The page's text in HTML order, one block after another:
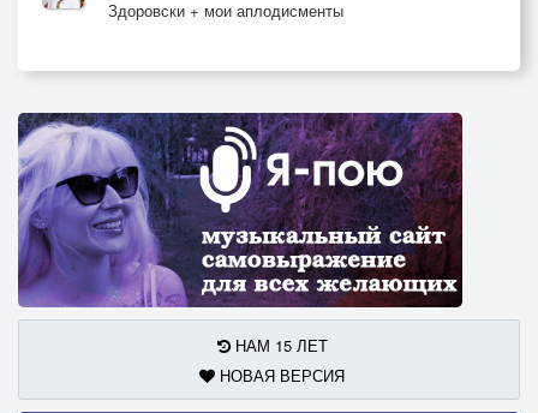
Здоровски + мои аплодисменты
НАМ 15 ЛЕТ
НОВАЯ ВЕРСИЯ